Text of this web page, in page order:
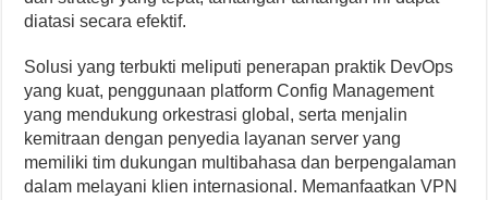
diatasi secara efektif.
Solusi yang terbukti meliputi penerapan praktik DevOps
yang kuat, penggunaan platform Config Management
yang mendukung orkestrasi global, serta menjalin
kemitraan dengan penyedia layanan server yang
memiliki tim dukungan multibahasa dan berpengalaman
dalam melayani klien internasional. Memanfaatkan VPN